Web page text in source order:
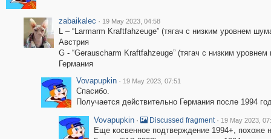
zabaikalec · 19 May 2023, 04:58
L – “Larmarm Kraftfahzeuge” (тягач с низким уровнем
Австрия
G - “Gerauscharm Kraftfahzeuge” (тягач с низким
Германия
Vovapupkin · 19 May 2023, 07:51
Спасибо.
Получается действительно Германия после 1994
Vovapupkin · Discussed fragment · 19 May 2023,
Еще косвенное подтверждение 1994+, похоже